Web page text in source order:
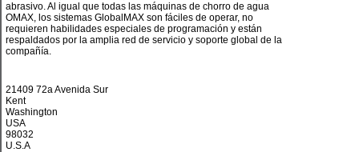
abrasivo. Al igual que todas las máquinas de chorro de agua
OMAX, los sistemas GlobalMAX son fáciles de operar, no
requieren habilidades especiales de programación y están
respaldados por la amplia red de servicio y soporte global de la
compañía.
21409 72a Avenida Sur
Kent
Washington
USA
98032
U.S.A